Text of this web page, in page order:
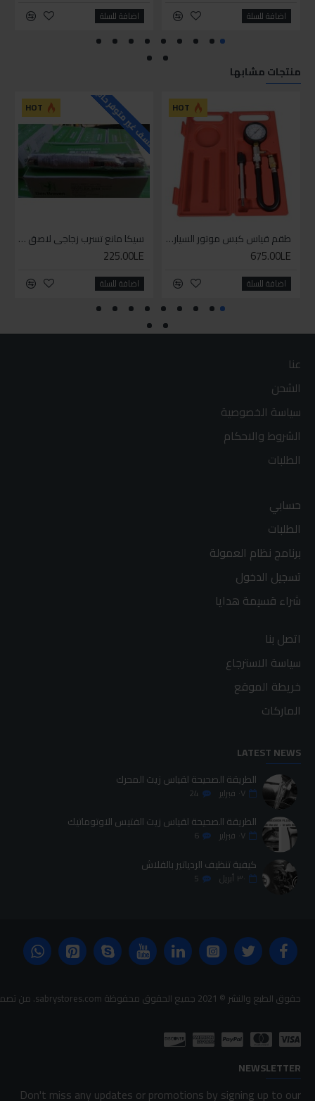
اضافة للسلة اضافة للسلة
منتجات مشابها
HOT
طقم قياس كبس موتور السياره 3 ق
675.00LE
اضافة للسلة
HOT للاسف غير متوفر حاليا
سيكا مانع تسرب زجاجي لاصق اسود 600 مل
225.00LE
اضافة للسلة
عنا
الشحن
سياسة الخصوصية
الشروط والاحكام
الطلبات
حسابي
الطلبات
برنامج نظام العمولة
تسجيل الدخول
شراء قسيمة هدايا
اتصل بنا
سياسة الاسترجاع
خريطة الموقع
الماركات
LATEST NEWS
الطريقة الصحيحة لقياس زيت المحرك
٠٧ فبراير 24
الطريقة الصحيحة لقياس زيت الفتيس الاوتوماتيك
٠٧ فبراير 6
كيفية تنظيف الردياتير بالفلاش
٣٠ أبريل 5
حقوق الطبع والنشر © 2021 جميع الحقوق محفوظة sabrystores.com. من تصميم-
NEWSLETTER
Don't miss any updates or promotions by signing up to our